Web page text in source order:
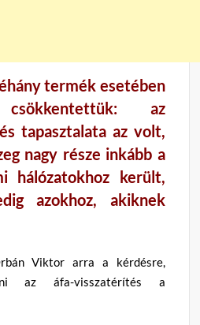
termék esetében
csökkentettük: az
tapasztalata az volt,
nagy része inkább a
hálózatokhoz került,
azokhoz, akiknek
Viktor arra a kérdésre,
az áfa-visszatérítés a